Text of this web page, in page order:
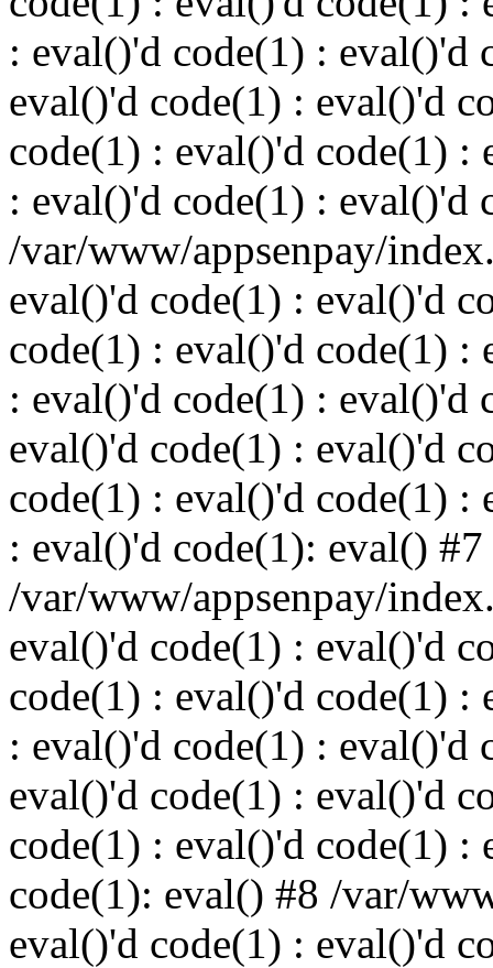
: eval()'d code(1) : eval()'d
eval()'d code(1) : eval()'d
code(1) : eval()'d code(1) :
: eval()'d code(1) : eval()'d
/var/www/appsenpay/
eval()'d code(1) : eval()'d
code(1) : eval()'d code(1) :
: eval()'d code(1) : eval()'d
eval()'d code(1) : eval()'d
code(1) : eval()'d code(1) :
: eval()'d code(1): eval() #7
/var/www/appsenpay/
eval()'d code(1) : eval()'d
code(1) : eval()'d code(1) :
: eval()'d code(1) : eval()'d
eval()'d code(1) : eval()'d
code(1) : eval()'d code(1) :
code(1): eval() #8 /var/
eval()'d code(1) : eval()'d